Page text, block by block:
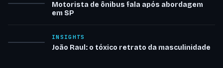
Motorista de ônibus fala após abordagem
em SP
INSIGHTS
João Raul: o tóxico retrato da masculinidade